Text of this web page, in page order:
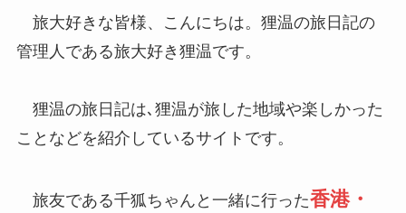
旅大好きな皆様、こんにちは。狸温の旅日記の
管理人である旅大好き狸温です。
狸温の旅日記は､狸温が旅した地域や楽しかった
ことなどを紹介しているサイトです。
旅友である千狐ちゃんと一緒に行った香港・